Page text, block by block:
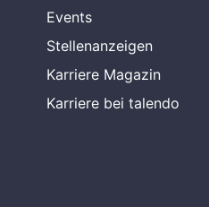
Events
Stellenanzeigen
Karriere Magazin
Karriere bei talendo